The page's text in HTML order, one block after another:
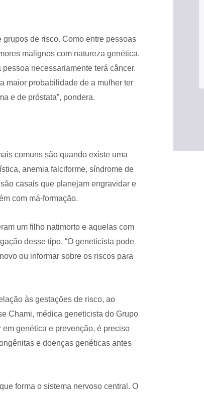
de risco. Como entre pessoas
malignos com natureza genética.
necessariamente terá câncer.
maior probabilidade de a mulher ter
e de próstata”, pondera.
comuns são quando existe uma
anemia falciforme, síndrome de
casais que planejam engravidar e
com má-formação.
um filho natimorto e aquelas com
desse tipo. “O geneticista pode
ou informar sobre os riscos para
às gestações de risco, ao
Chami, médica geneticista do Grupo
genética e prevenção, é preciso
e doenças genéticas antes
forma o sistema nervoso central. O